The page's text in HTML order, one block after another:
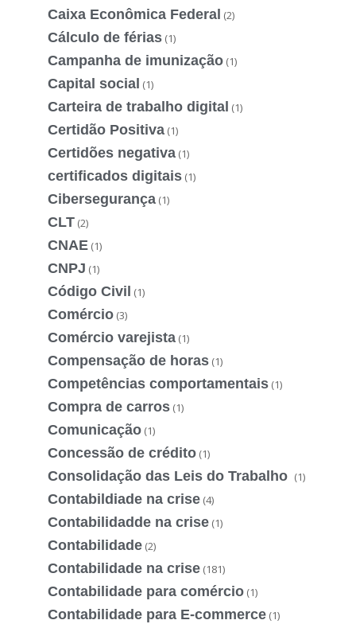
Caixa Econômica Federal (2)
Cálculo de férias (1)
Campanha de imunização (1)
Capital social (1)
Carteira de trabalho digital (1)
Certidão Positiva (1)
Certidões negativa (1)
certificados digitais (1)
Cibersegurança (1)
CLT (2)
CNAE (1)
CNPJ (1)
Código Civil (1)
Comércio (3)
Comércio varejista (1)
Compensação de horas (1)
Competências comportamentais (1)
Compra de carros (1)
Comunicação (1)
Concessão de crédito (1)
Consolidação das Leis do Trabalho (1)
Contabildiade na crise (4)
Contabilidadde na crise (1)
Contabilidade (2)
Contabilidade na crise (181)
Contabilidade para comércio (1)
Contabilidade para E-commerce (1)